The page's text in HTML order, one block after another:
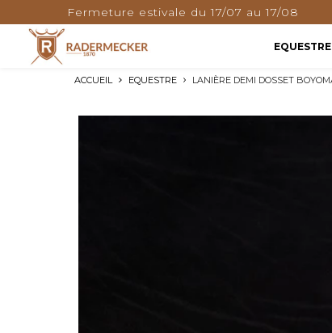
LIVRAISON OFFERTE DÈS 180€
EQUESTRE
ACCUEIL EQUESTRE LANIÈRE DEMI DOSSET